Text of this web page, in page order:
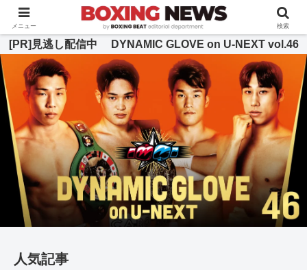
BOXING BEAT [ボクシング・ビート] 公式サイト
[PR]見逃し配信中 DYNAMIC GLOVE on U-NEXT vol.46
人気記事
メニュー 検索